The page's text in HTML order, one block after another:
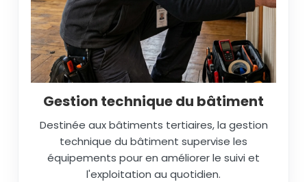
Gestion technique du bâtiment
Destinée aux bâtiments tertiaires, la gestion
technique du bâtiment supervise les
équipements pour en améliorer le suivi et
l'exploitation au quotidien.